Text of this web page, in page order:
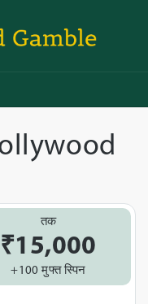
तक
₹15,000
+100 मुफ्त स्पिन